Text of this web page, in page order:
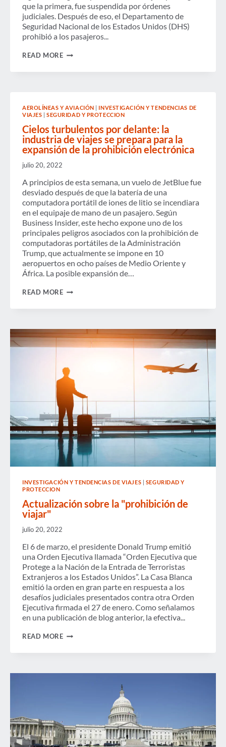
que la primera, fue suspendida por órdenes
judiciales. Después de eso, el Departamento de
Seguridad Nacional de los Estados Unidos (DHS)
prohibió a los pasajeros...
READ MOREESTADOS
EN
GASTOS
RELACIONADOS
CON
VIAJES
EN
AEROLÍNEAS Y AVIACIÓN | INVESTIGACIÓN Y TENDENCIAS DE
VIAJES |SEGURIDAD Y PROTECCION
Cielos turbulentos por delante: la
industria de viajes se prepara para la
expansión de la prohibición electrónica
julio 20, 2022
A principios de esta semana, un vuelo de JetBlue fue
desviado después de que la batería de una
computadora portátil de iones de litio se incendiara
en el equipaje de mano de un pasajero. Según
Business Insider, este hecho expone uno de los
principales peligros asociados con la prohibición de
computadoras portátiles de la Administración
Trump, que actualmente se impone en 10
aeropuertos en ocho países de Medio Oriente y
África. La posible expansión de…
READ MORECIELOS
INDUSTRIA
DE
VIAJES
PARA
LA
EXPANSIÓN
PROHIBICIÓN
ELECTRÓNICA
INVESTIGACIÓN Y TENDENCIAS DE VIAJES | SEGURIDAD Y
PROTECCION
Actualización sobre la "prohibición de
viajar"
julio 20, 2022
El 6 de marzo, el presidente Donald Trump emitió
una Orden Ejecutiva llamada “Orden Ejecutiva que
Protege a la Nación de la Entrada de Terroristas
Extranjeros a los Estados Unidos”. La Casa Blanca
emitió la orden en gran parte en respuesta a los
desafíos judiciales presentados contra otra Orden
Ejecutiva firmada el 27 de enero. Como señalamos
en una publicación de blog anterior, la efectiva...
READ MOREACTUALIZACIÓN
VIAJAR"